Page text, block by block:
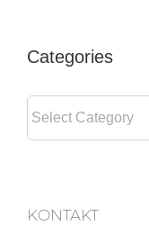
Categories
KONTAKT